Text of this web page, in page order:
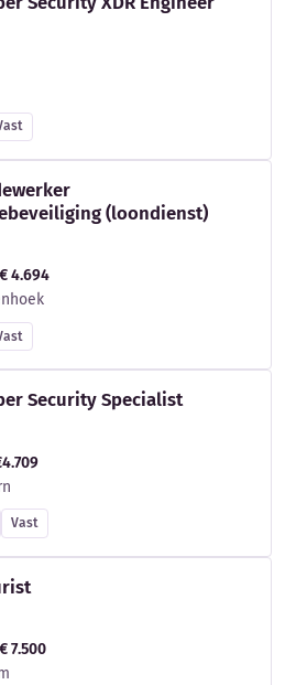
(loondienst)
4.694
Security Specialist
Vast
7.500